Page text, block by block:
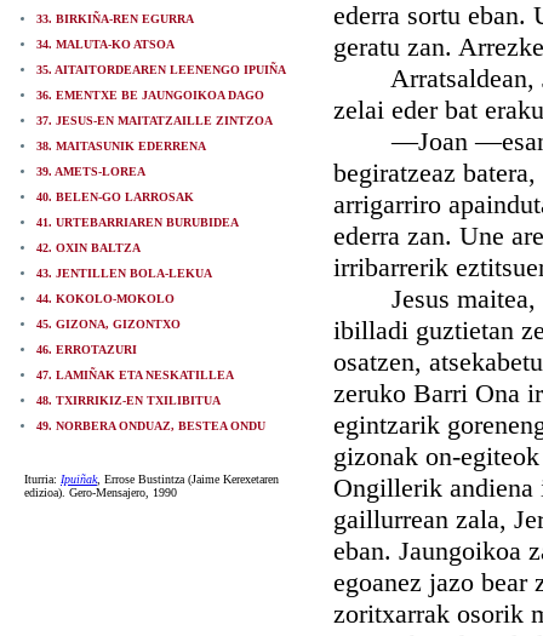
33. BIRKIÑA-REN EGURRA
34. MALUTA-KO ATSOA
35. AITAITORDEAREN LEENENGO IPUIÑA
36. EMENTXE BE JAUNGOIKOA DAGO
37. JESUS-EN MAITATZAILLE ZINTZOA
38. MAITASUNIK EDERRENA
39. AMETS-LOREA
40. BELEN-GO LARROSAK
41. URTEBARRIAREN BURUBIDEA
42. OXIN BALTZA
43. JENTILLEN BOLA-LEKUA
44. KOKOLO-MOKOLO
45. GIZONA, GIZONTXO
46. ERROTAZURI
47. LAMIÑAK ETA NESKATILLEA
48. TXIRRIKIZ-EN TXILIBITUA
49. NORBERA ONDUAZ, BESTEA ONDU
Iturria: Ipuiñak, Errose Bustintza (Jaime Kerexetaren
edizioa). Gero-Mensajero, 1990
ederra sortu eban.
geratu zan.
Arratsaldean,
zelai eder bat
—Joan —esan
begiratzeaz
arrigarriro
ederra zan. Une
irribarrerik
Jesus maitea,
ibilladi guztietan
osatzen,
zeruko Barri Ona
egintzarik
gizonak on-
Ongillerik andiena
gaillurrean zala,
eban. Jaungoikoa
egoanez jazo bear
zoritxarrak osorik